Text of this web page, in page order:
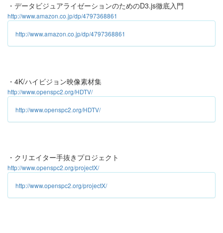
・データビジュアライゼーションのためのD3.js徹底入門
http://www.amazon.co.jp/dp/4797368861
http://www.amazon.co.jp/dp/4797368861
・4K/ハイビジョン映像素材集
http://www.openspc2.org/HDTV/
http://www.openspc2.org/HDTV/
・クリエイター手抜きプロジェクト
http://www.openspc2.org/projectX/
http://www.openspc2.org/projectX/